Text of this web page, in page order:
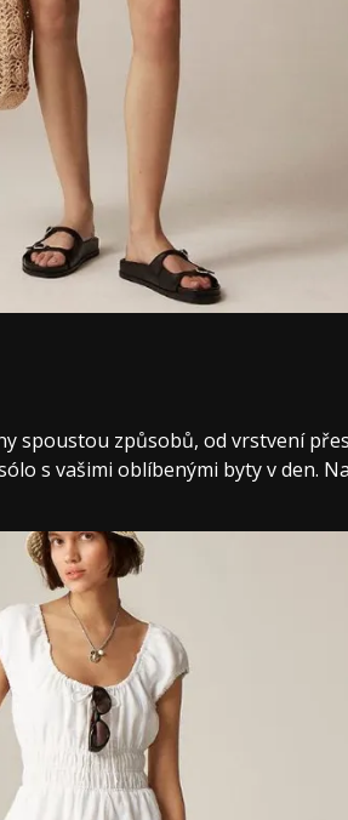
spoustou způsobů, od vrstvení
s vašimi oblíbenými byty v den.